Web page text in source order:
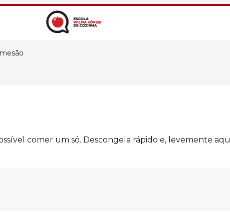
comer um só. Descongela rápido e, levemente